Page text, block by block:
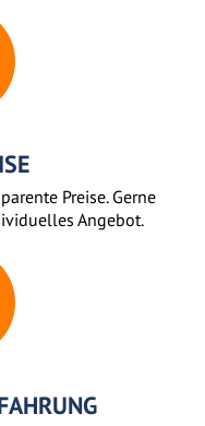
Preise. Gerne
Angebot.